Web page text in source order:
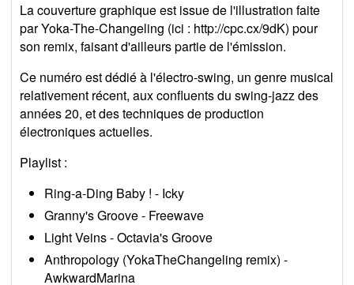
La couverture graphique est issue de l'illustration faite
par Yoka-The-Changeling (ici : http://cpc.cx/9dK) pour
son remix, faisant d'ailleurs partie de l'émission.
Ce numéro est dédié à l'électro-swing, un genre musical
relativement récent, aux confluents du swing-jazz des
années 20, et des techniques de production
électroniques actuelles.
Playlist :
Ring-a-Ding Baby ! - Icky
Granny's Groove - Freewave
Light Veins - Octavia's Groove
Anthropology (YokaTheChangeling remix) -
AwkwardMarina